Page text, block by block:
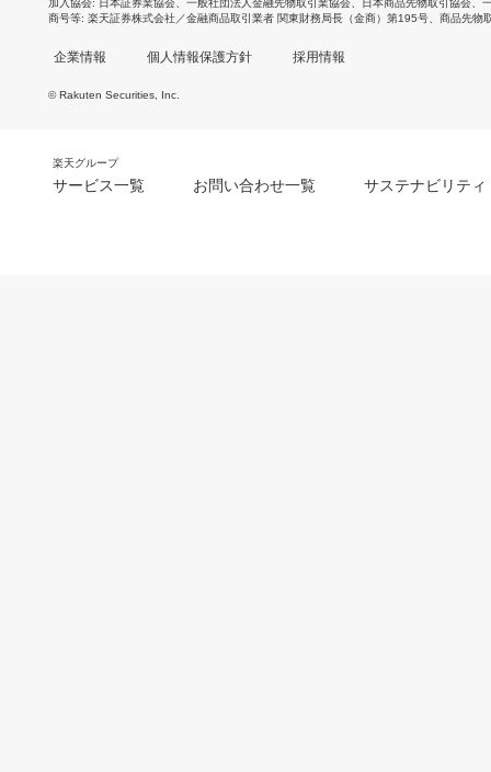
加入協会 日本証券業協会 一般社団法人金融先物取引業協会 日本商品先物取引協会
商号等 楽天証券株式会社／金融商品取引業者 関東財務局長（金商）第195号、商品先物
企業情報 個人情報保護方針 採用情報
© Rakuten Securities, Inc.
楽天グループ
サービス一覧 お問い合わせ一覧 サステナビリティ